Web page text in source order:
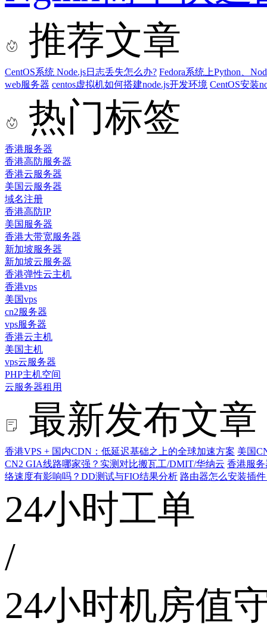
推荐文章
CentOS系统 Node.js日志丢失怎么办? Fedora系统上Python、
web服务器 centos虚拟机如何搭建node.js开发环境 CentOS安装
热门标签
香港服务器
香港高防服务器
香港云服务器
美国云服务器
域名注册
香港高防IP
美国服务器
香港大带宽服务器
新加坡服务器
新加坡云服务器
香港弹性云主机
香港vps
美国vps
cn2服务器
vps服务器
香港云主机
美国主机
vps云服务器
PHP主机空间
云服务器租用
最新发布文章
香港VPS + 国内CDN：低延迟基础之上的全球加速方案 美国
CN2 GIA线路哪家强？实测对比搬瓦工/DMIT/华纳云 香港服
络速度有影响吗？DD测试与FIO结果分析 路由器怎么安装插
24小时工单
/
24小时机房值